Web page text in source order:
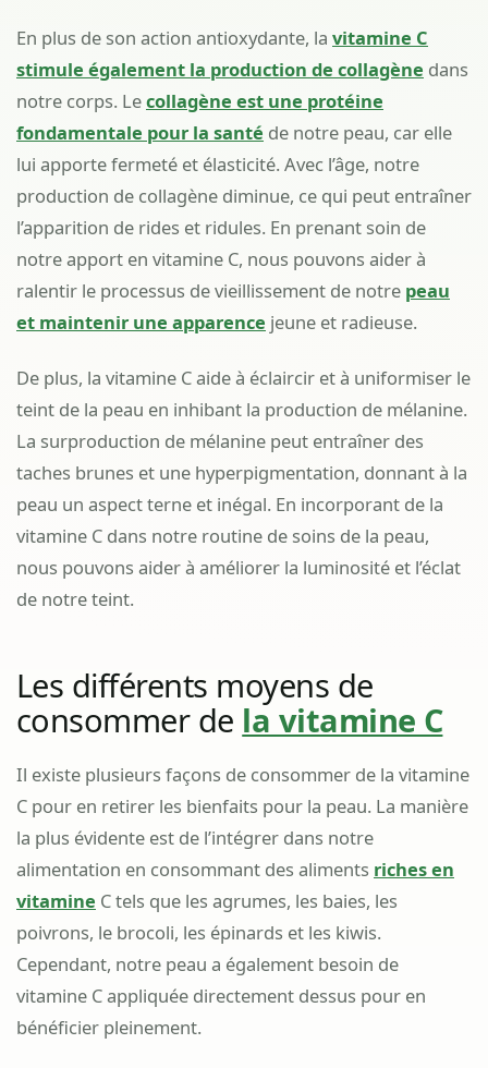
En plus de son action antioxydante, la vitamine C
stimule également la production de collagène dans
notre corps. Lecollagène est une protéine
fondamentale pour la santé de notre peau, car elle
lui apporte fermeté et élasticité. Avec l’âge, notre
production de collagène diminue, ce qui peut entraîner
l’apparition de rides et ridules. En prenant soin de
notre apport en vitamine C, nous pouvons aider à
ralentir le processus de vieillissement de notre peau
et maintenir une apparence jeune et radieuse.
De plus, la vitamine C aide à éclaircir et à uniformiser le
teint de la peau en inhibant la production de mélanine.
La surproduction de mélanine peut entraîner des
taches brunes et une hyperpigmentation, donnant à la
peau un aspect terne et inégal. En incorporant de la
vitamine C dans notre routine de soins de la peau,
nous pouvons aider à améliorer la luminosité et l’éclat
de notre teint.
Les différents moyens de
consommer de la vitamine C
Il existe plusieurs façons de consommer de la vitamine
C pour en retirer les bienfaits pour la peau. La manière
la plus évidente est de l’intégrer dans notre
alimentation en consommant des aliments riches en
vitamine C tels que les agrumes, les baies, les
poivrons, le brocoli, les épinards et les kiwis.
Cependant, notre peau a également besoin de
vitamine C appliquée directement dessus pour en
bénéficier pleinement.